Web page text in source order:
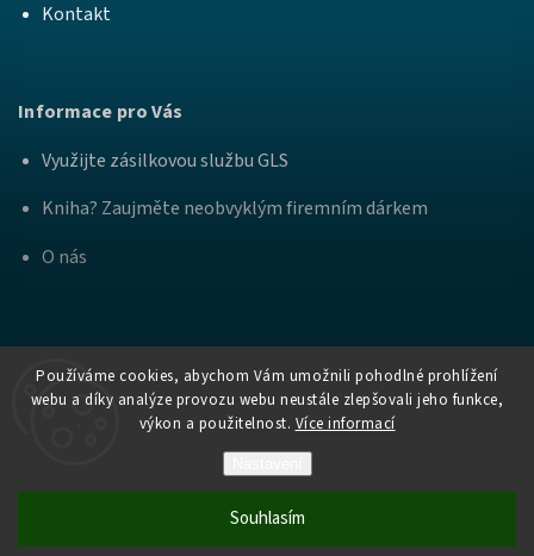
Používáme cookies, abychom Vám umožnili pohodlné prohlížení
webu a díky analýze provozu webu neustále zlepšovali jeho funkce,
výkon a použitelnost. Více informací
Souhlasím
Kontakt
Informace pro Vás
Využijte zásilkovou službu GLS
Kniha? Zaujměte neobvyklým firemním dárkem
O nás
Vytvořil Shoptet
Nakladatelství Bourdon a
Práh
. Všechna práva